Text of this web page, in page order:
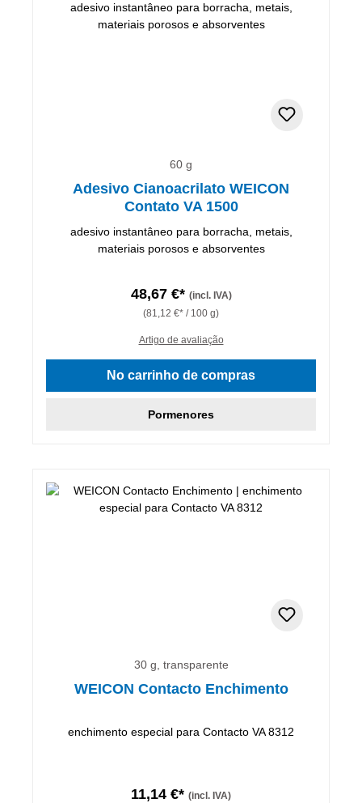
60 g
Adesivo Cianoacrilato WEICON
Contato VA 1500
adesivo instantâneo para borracha, metais,
materiais porosos e absorventes
48,67 €* (incl. IVA)
(81,12 €* / 100 g)
Artigo de avaliação
No carrinho de compras
Pormenores
30 g, transparente
WEICON Contacto Enchimento
enchimento especial para Contacto VA 8312
11,14 €* (incl. IVA)